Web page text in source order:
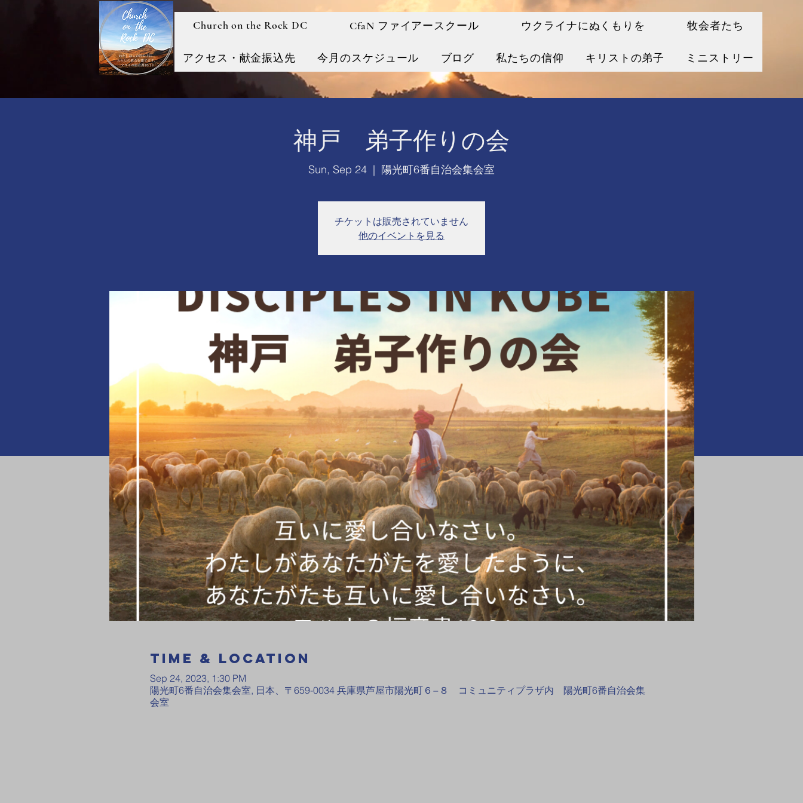
Church on the Rock DC CfaN ファイアースクール ウクライナにぬくもりを 牧会者たち
アクセス・献金振込先 今月のスケジュール ブログ 私たちの信仰 キリストの弟子 ミニストリー
神戸 弟子作りの会
Sun, Sep 24
  |
陽光町6番自治会集会室
チケットは販売されていません
他のイベントを見る
Time & Location
Sep 24, 2023, 1:30 PM
陽光町6番自治会集会室, 日本、〒659-0034 兵庫県芦屋市陽光町６−８ コミュニティプラザ内 陽光町6番自治会集
会室